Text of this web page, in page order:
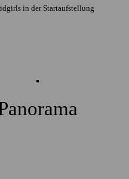
in der Startaufstellung